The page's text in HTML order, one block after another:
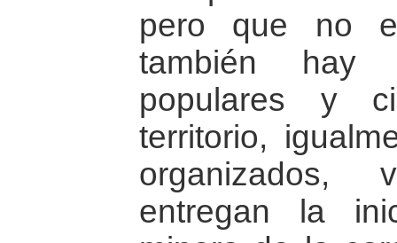
pero que no
también hay
populares y
territorio,
organizados,
entregan la